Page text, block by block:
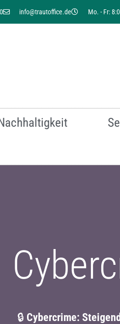
info@trautoffice.de Mo. - Fr:
🔒 Cybercrime:
Sie suchen